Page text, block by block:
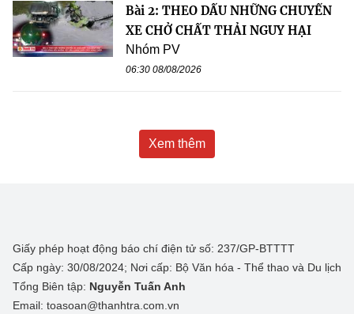
Bài 2: THEO DẤU NHỮNG CHUYẾN
XE CHỞ CHẤT THẢI NGUY HẠI
Nhóm PV
06:30 08/08/2026
Xem thêm
Giấy phép hoạt động báo chí điện tử số: 237/GP-BTTTT
Cấp ngày: 30/08/2024; Nơi cấp: Bộ Văn hóa - Thể thao và Du lịch
Tổng Biên tập: Nguyễn Tuấn Anh
Email: toasoan@thanhtra.com.vn